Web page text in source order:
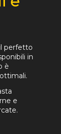
perfetto
in
è
e